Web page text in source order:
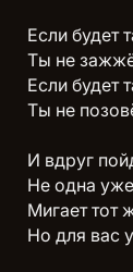
Если будет
Ты не
Если будет
Ты не
И вдруг
Не одна уже
Мигает тот
Но для вас